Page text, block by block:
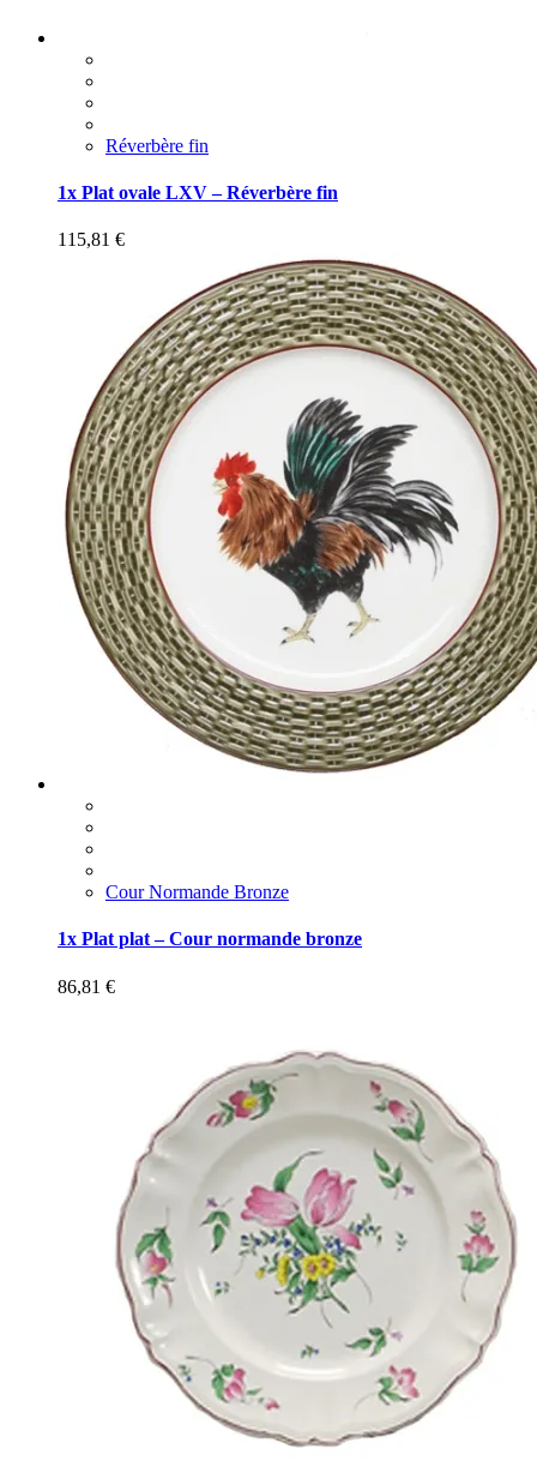
Réverbère fin
1x Plat ovale LXV – Réverbère fin
115,81 €
Cour Normande Bronze
1x Plat plat – Cour normande bronze
86,81 €